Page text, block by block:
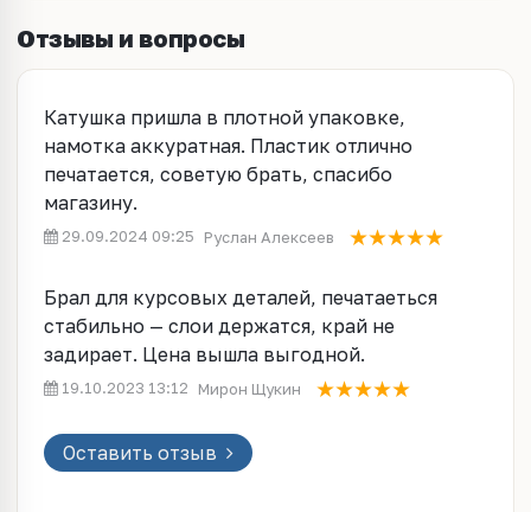
Отзывы и вопросы
Катушка пришла в плотной упаковке,
намотка аккуратная. Пластик отлично
печатается, советую брать, спасибо
магазину.
29.09.2024 09:25 Руслан Алексеев
Брал для курсовых деталей, печатаеться
стабильно — слои держатся, край не
задирает. Цена вышла выгодной.
19.10.2023 13:12 Мирон Щукин
Оставить отзыв